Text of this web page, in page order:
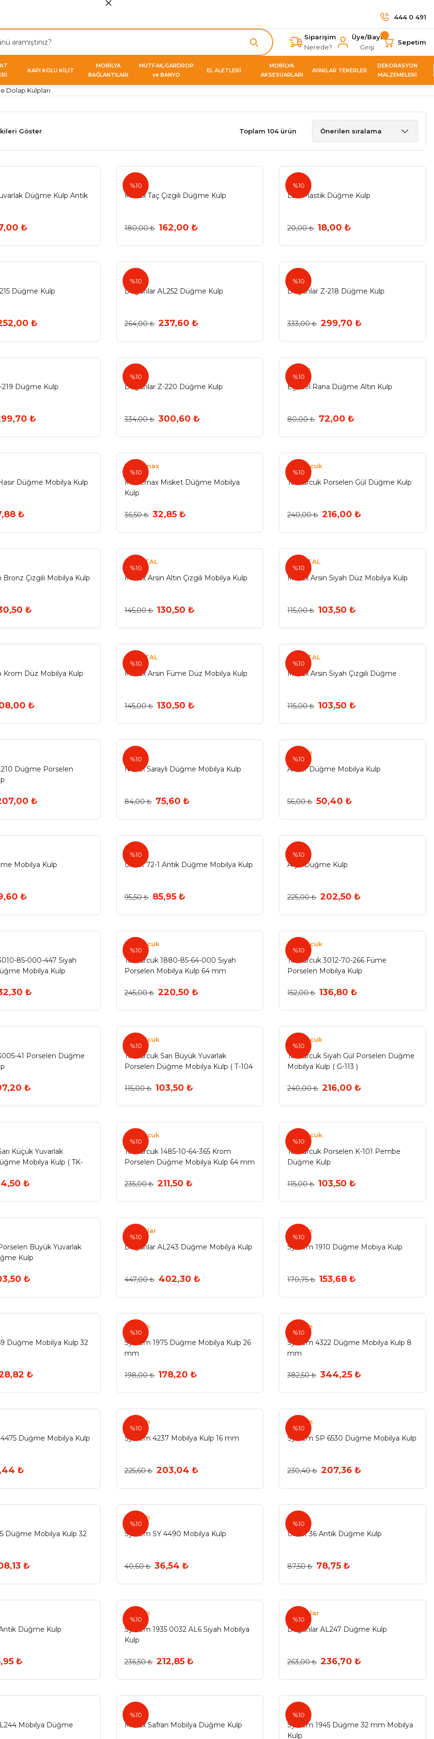
444 0 491
Siparişim
Nerede?
Üye/Bayi
Girişi
Sepetim
KAPI KOLU KİLİT
MOBİLYA
BAĞLANTILARI
MUTFAK,GARDROP
ve BANYO
EL ALETLERİ
MOBİLYA
AKSESUARLARI
AYAKLAR TEKERLER
DEKORASYON
MALZEMELERİ
Dolap Kulpları
Göster Toplam 104 ürün
Düğme Kulp Antik
₺
%10
Metax Taç Çizgili Düğme Kulp
180,00 ₺ 162,00 ₺
%10
Fede
Lavi Plastik Düğme Kulp
20,00 ₺ 18,00 ₺
Düğme Kulp
₺
%10
Doğanlar AL252 Düğme Kulp
264,00 ₺ 237,60 ₺
%10
Doğanlar Z-218 Düğme Kulp
333,00 ₺ 299,70 ₺
Düğme Kulp
₺
%10
Doğanlar Z-220 Düğme Kulp
334,00 ₺ 300,60 ₺
%10
Egesel
Egesel Rana Düğme Altın Kulp
80,00 ₺ 72,00 ₺
Düğme Mobilya Kulp
₺
%10
Modernax
Modernax Misket Düğme Mobilya
Kulp
36,50 ₺ 32,85 ₺
%10
Tomurcuk
Tomurcuk Porselen Gül Düğme Kulp
240,00 ₺ 216,00 ₺
Bronz Çizgili Mobilya Kulp
₺
%10
ÖZMETAL
Metax Arsin Altın Çizgili Mobilya Kulp
145,00 ₺ 130,50 ₺
%10
ÖZMETAL
Metax Arsin Siyah Düz Mobilya Kulp
115,00 ₺ 103,50 ₺
Krom Düz Mobilya Kulp
₺
%10
ÖZMETAL
Metax Arsin Füme Düz Mobilya Kulp
145,00 ₺ 130,50 ₺
%10
ÖZMETAL
Metax Arsin Siyah Çizgili Düğme
115,00 ₺ 103,50 ₺
Düğme Porselen
₺
%10
Nobel
Nobel Saraylı Düğme Mobilya Kulp
84,00 ₺ 75,60 ₺
%10
Eryıldız
Anzer Düğme Mobilya Kulp
56,00 ₺ 50,40 ₺
Mobilya Kulp
₺
%10
Umut
Umut 72-1 Antik Düğme Mobilya Kulp
95,50 ₺ 85,95 ₺
%10
Arya
Arya Düğme Kulp
225,00 ₺ 202,50 ₺
85-000-447 Siyah
Mobilya Kulp
₺
%10
Tomurcuk
Tomurcuk 1880-85-64-000 Siyah
Porselen Mobilya Kulp 64 mm
245,00 ₺ 220,50 ₺
%10
Tomurcuk
Tomurcuk 3012-70-266 Füme
Porselen Mobilya Kulp
152,00 ₺ 136,80 ₺
41 Porselen Düğme
₺
%10
Tomurcuk
Tomurcuk Sarı Büyük Yuvarlak
Porselen Düğme Mobilya Kulp ( T-104
115,00 ₺ 103,50 ₺
%10
Tomurcuk
Tomurcuk Siyah Gül Porselen Düğme
Mobilya Kulp ( G-113 )
240,00 ₺ 216,00 ₺
Küçük Yuvarlak
Mobilya Kulp ( TK-
₺
%10
Tomurcuk
Tomurcuk 1485-10-64-365 Krom
Porselen Düğme Mobilya Kulp 64 mm
235,00 ₺ 211,50 ₺
%10
Tomurcuk
Tomurcuk Porselen K-101 Pembe
Düğme Kulp
115,00 ₺ 103,50 ₺
Büyük Yuvarlak
Kulp
₺
%10
Doğanlar
Doğanlar AL243 Düğme Mobilya Kulp
447,00 ₺ 402,30 ₺
%10
System
System 1910 Düğme Mobiya Kulp
170,75 ₺ 153,68 ₺
Düğme Mobilya Kulp 32
₺
%10
System
System 1975 Düğme Mobilya Kulp 26
mm
198,00 ₺ 178,20 ₺
%10
System
System 4322 Düğme Mobilya Kulp 8
mm
382,50 ₺ 344,25 ₺
Düğme Mobilya Kulp
₺
%10
System
System 4237 Mobilya Kulp 16 mm
225,60 ₺ 203,04 ₺
%10
System
System SP 6530 Düğme Mobilya Kulp
230,40 ₺ 207,36 ₺
Düğme Mobilya Kulp 32
₺
%10
System
System SY 4490 Mobilya Kulp
40,60 ₺ 36,54 ₺
%10
Umut
Umut 36 Antik Düğme Kulp
87,50 ₺ 78,75 ₺
Düğme Kulp
₺
%10
System
System 1935 0032 AL6 Siyah Mobilya
Kulp
236,50 ₺ 212,85 ₺
%10
Doğanlar
Doğanlar AL247 Düğme Kulp
263,00 ₺ 236,70 ₺
Mobilya Düğme
%10
Metax
Metax Safran Mobilya Düğme Kulp
%10
System 1945 Düğme 32 mm Mobilya
Kulp